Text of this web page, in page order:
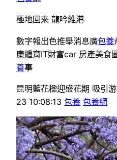
極地回來 龍吟維港
數字報出色推舉消息廣包養
康體育IT財富car 房產美食
養事
昆明藍花楹迎盛花期 吸引
23 10:08:13 包養 包養網